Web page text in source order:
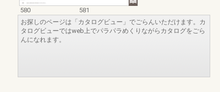
580
581
お探しのページは「カタログビュー」でごらんいただけます。カ
タログビューではweb上でパラパラめくりながらカタログをごら
んになれます。